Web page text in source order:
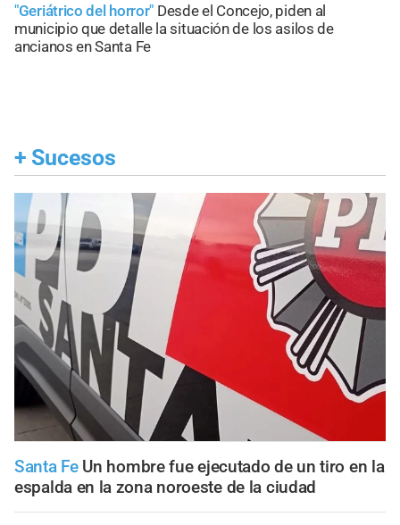
"Geriátrico del horror" Desde el Concejo, piden al
municipio que detalle la situación de los asilos de
ancianos en Santa Fe
+ Sucesos
Santa Fe Un hombre fue ejecutado de un tiro en la
espalda en la zona noroeste de la ciudad